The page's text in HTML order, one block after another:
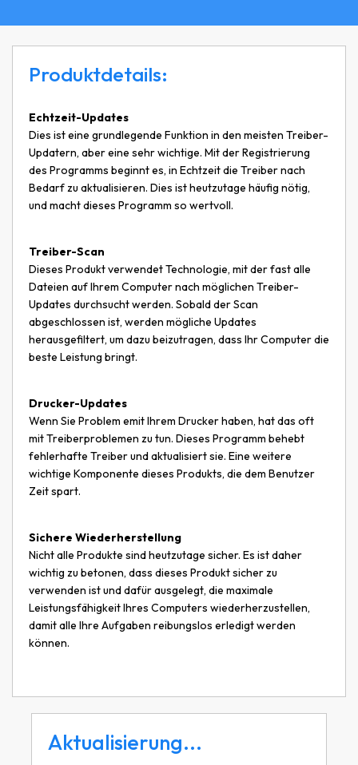
Produktdetails:
Echtzeit-Updates
Dies ist eine grundlegende Funktion in den meisten Treiber-
Updatern, aber eine sehr wichtige. Mit der Registrierung
des Programms beginnt es, in Echtzeit die Treiber nach
Bedarf zu aktualisieren. Dies ist heutzutage häufig nötig,
und macht dieses Programm so wertvoll.
Treiber-Scan
Dieses Produkt verwendet Technologie, mit der fast alle
Dateien auf Ihrem Computer nach möglichen Treiber-
Updates durchsucht werden. Sobald der Scan
abgeschlossen ist, werden mögliche Updates
herausgefiltert, um dazu beizutragen, dass Ihr Computer die
beste Leistung bringt.
Drucker-Updates
Wenn Sie Problem emit Ihrem Drucker haben, hat das oft
mit Treiberproblemen zu tun. Dieses Programm behebt
fehlerhafte Treiber und aktualisiert sie. Eine weitere
wichtige Komponente dieses Produkts, die dem Benutzer
Zeit spart.
Sichere Wiederherstellung
Nicht alle Produkte sind heutzutage sicher. Es ist daher
wichtig zu betonen, dass dieses Produkt sicher zu
verwenden ist und dafür ausgelegt, die maximale
Leistungsfähigkeit Ihres Computers wiederherzustellen,
damit alle Ihre Aufgaben reibungslos erledigt werden
können.
Aktualisierung...